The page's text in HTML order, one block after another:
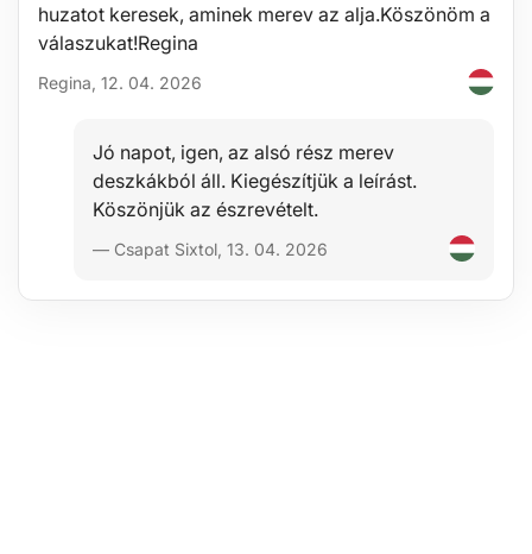
huzatot keresek, aminek merev az alja.Köszönöm a
válaszukat!Regina
Regina, 12. 04. 2026
Jó napot, igen, az alsó rész merev
deszkákból áll. Kiegészítjük a leírást.
Köszönjük az észrevételt.
— Csapat Sixtol, 13. 04. 2026